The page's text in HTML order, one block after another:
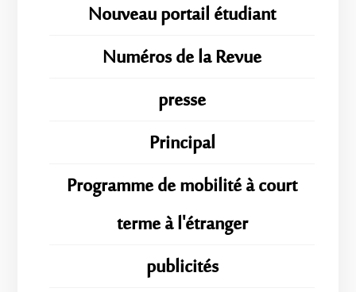
Nouveau portail étudiant
Numéros de la Revue
presse
Principal
Programme de mobilité à court
terme à l'étranger
publicités